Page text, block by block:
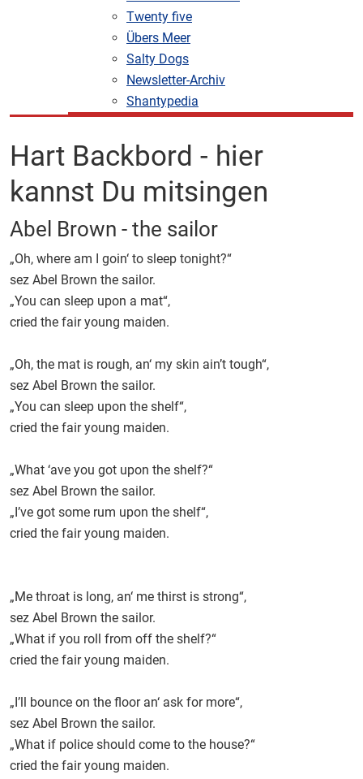
Twenty five
Übers Meer
Salty Dogs
Newsletter-Archiv
Shantypedia
Hart Backbord - hier
kannst Du mitsingen
Abel Brown - the sailor
„Oh, where am I goin‘ to sleep tonight?“
sez Abel Brown the sailor.
„You can sleep upon a mat“,
cried the fair young maiden.
„Oh, the mat is rough, an‘ my skin ain’t tough“,
sez Abel Brown the sailor.
„You can sleep upon the shelf“,
cried the fair young maiden.
„What ‘ave you got upon the shelf?“
sez Abel Brown the sailor.
„I’ve got some rum upon the shelf“,
cried the fair young maiden.
„Me throat is long, an‘ me thirst is strong“,
sez Abel Brown the sailor.
„What if you roll from off the shelf?“
cried the fair young maiden.
„I’ll bounce on the floor an‘ ask for more“,
sez Abel Brown the sailor.
„What if police should come to the house?“
cried the fair young maiden.